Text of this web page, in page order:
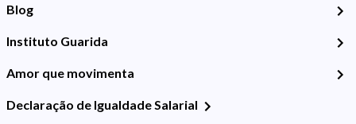
Blog
Instituto Guarida
Amor que movimenta
Declaração de Igualdade Salarial